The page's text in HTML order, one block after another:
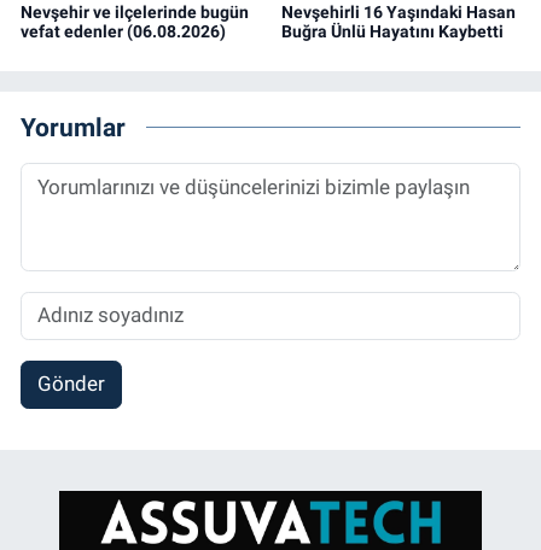
Nevşehir ve ilçelerinde bugün
vefat edenler (06.08.2026)
Nevşehirli 16 Yaşındaki Hasan
Buğra Ünlü Hayatını Kaybetti
Yorumlar
Gönder